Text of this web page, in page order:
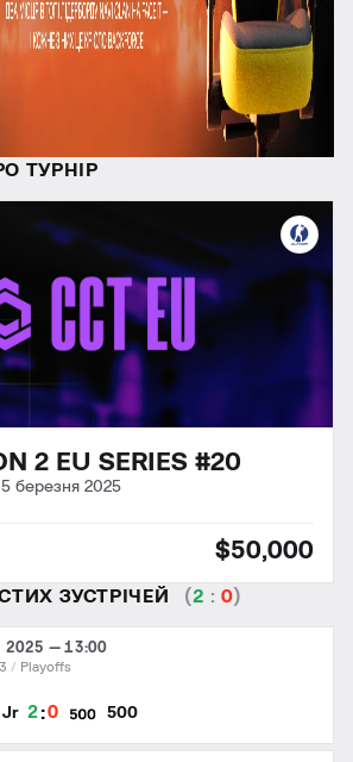
ТУРНІР
2 EU SERIES #20
березня 2025
$50,000
ЗУСТРІЧЕЙ (2 :0)
2025 — 13:00
Playoffs
Jr 2 :0 500